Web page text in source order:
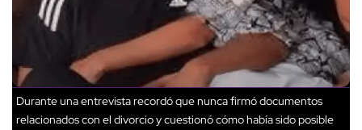
Durante una entrevista recordó que nunca firmó documentos
relacionados con el divorcio y cuestionó cómo había sido posible